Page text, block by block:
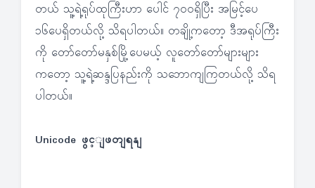
တယ် သူ့ရဲ့ရုပ်ထုကြီးဟာ ပေါင် ၇၀၀ရှိပြီး အမြင့်ပေ
၁၆ပေရှိတယ်လို့ သိရပါတယ်။ တချို့ကတော့ ဒီအရုပ်ကြီး
ကို တော်တော်မနှစ်မြို့ပေမယ့် လူတော်တော်များများ
ကတော့ သူ့ရဲ့ဆန္ဒပြနည်းကို သဘောကျကြတယ်လို့ သိရ
ပါတယ်။
Unicode ဖွင့ျဖတျရနျ